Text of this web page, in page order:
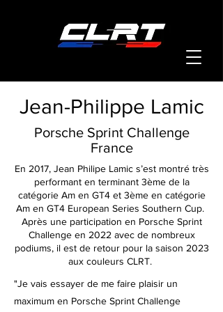
Jean-Philippe Lamic
Porsche Sprint Challenge
France
En 2017, Jean Philipe Lamic s’est montré très
performant en terminant 3ème de la
catégorie Am en GT4 et 3ème en catégorie
Am en GT4 European Series Southern Cup.
Après une participation en Porsche Sprint
Challenge en 2022 avec de nombreux
podiums, il est de retour pour la saison 2023
aux couleurs CLRT.
"Je vais essayer de me faire plaisir un
maximum en Porsche Sprint Challenge